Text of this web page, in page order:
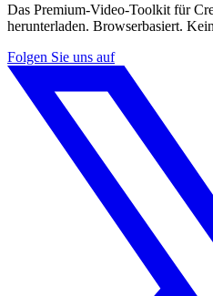
Das Premium-Video-Toolkit für
herunterladen. Browserbasiert.
Folgen Sie uns auf